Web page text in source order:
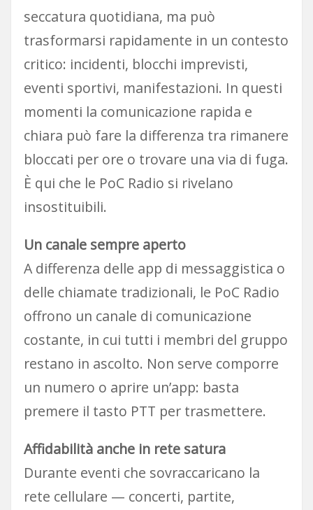
seccatura quotidiana, ma può
trasformarsi rapidamente in un contesto
critico: incidenti, blocchi imprevisti,
eventi sportivi, manifestazioni. In questi
momenti la comunicazione rapida e
chiara può fare la differenza tra rimanere
bloccati per ore o trovare una via di fuga.
È qui che le PoC Radio si rivelano
insostituibili.
Un canale sempre aperto
A differenza delle app di messaggistica o
delle chiamate tradizionali, le PoC Radio
offrono un canale di comunicazione
costante, in cui tutti i membri del gruppo
restano in ascolto. Non serve comporre
un numero o aprire un’app: basta
premere il tasto PTT per trasmettere.
Affidabilità anche in rete satura
Durante eventi che sovraccaricano la
rete cellulare — concerti, partite,